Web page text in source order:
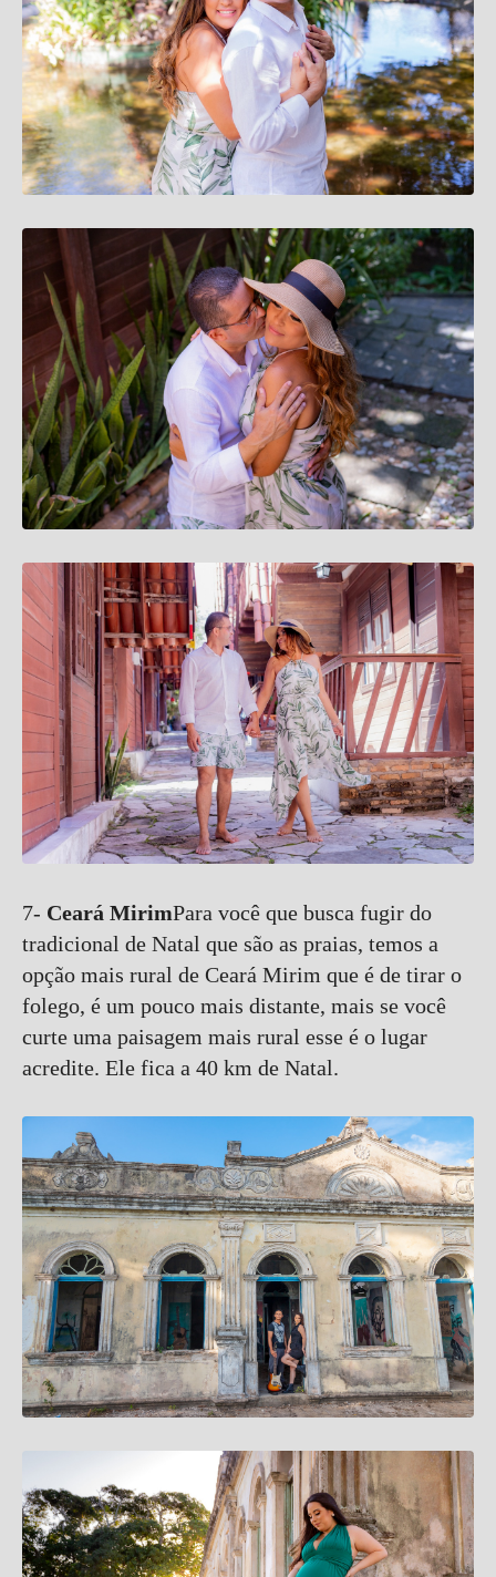
7- Ceará MirimPara você que busca fugir do
tradicional de Natal que são as praias, temos a
opção mais rural de Ceará Mirim que é de tirar o
folego, é um pouco mais distante, mais se você
curte uma paisagem mais rural esse é o lugar
acredite. Ele fica a 40 km de Natal.